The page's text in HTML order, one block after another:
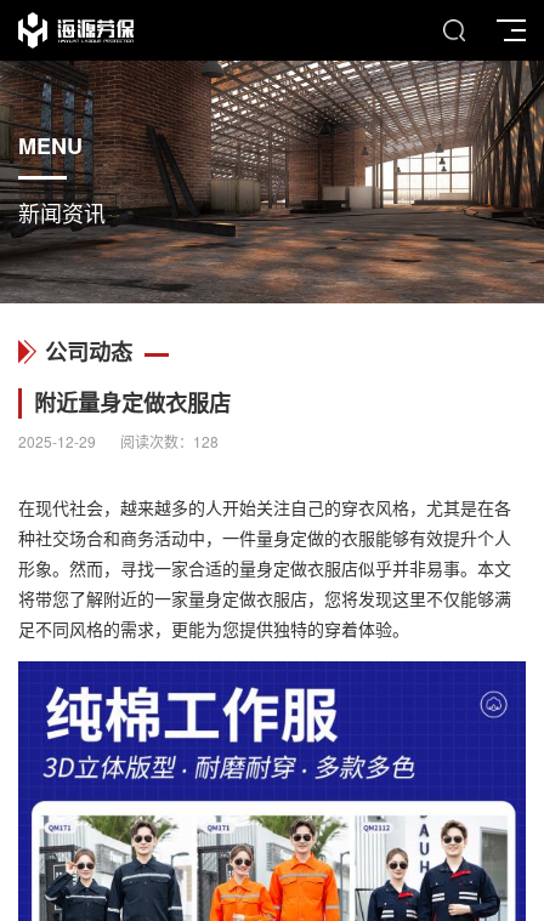
MENU
新闻资讯
公司动态
附近量身定做衣服店
2025-12-29 阅读次数： 128
在现代社会，越来越多的人开始关注自己的穿衣风格，尤其是在各
种社交场合和商务活动中，一件量身定做的衣服能够有效提升个人
形象。然而，寻找一家合适的量身定做衣服店似乎并非易事。本文
将带您了解附近的一家量身定做衣服店，您将发现这里不仅能够满
足不同风格的需求，更能为您提供独特的穿着体验。